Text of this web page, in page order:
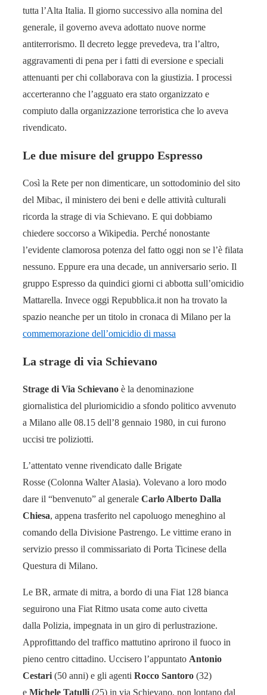
tutta l’Alta Italia. Il giorno successivo alla nomina del
generale, il governo aveva adottato nuove norme
antiterrorismo. Il decreto legge prevedeva, tra l’altro,
aggravamenti di pena per i fatti di eversione e speciali
attenuanti per chi collaborava con la giustizia. I processi
accerteranno che l’agguato era stato organizzato e
compiuto dalla organizzazione terroristica che lo aveva
rivendicato.
Le due misure del gruppo Espresso
Così la Rete per non dimenticare, un sottodominio del sito
del Mibac, il ministero dei beni e delle attività culturali
ricorda la strage di via Schievano. E qui dobbiamo
chiedere soccorso a Wikipedia. Perché nonostante
l’evidente clamorosa potenza del fatto oggi non se l’è filata
nessuno. Eppure era una decade, un anniversario serio. Il
gruppo Espresso da quindici giorni ci abbotta sull’omicidio
Mattarella. Invece oggi Repubblica.it non ha trovato la
spazio neanche per un titolo in cronaca di Milano per la
commemorazione dell’omicidio di massa
La strage di via Schievano
Strage di Via Schievano è la denominazione
giornalistica del pluriomicidio a sfondo politico avvenuto
a Milano alle 08.15 dell’8 gennaio 1980, in cui furono
uccisi tre poliziotti.
L’attentato venne rivendicato dalle Brigate
Rosse (Colonna Walter Alasia). Volevano a loro modo
dare il “benvenuto” al generale Carlo Alberto Dalla
Chiesa, appena trasferito nel capoluogo meneghino al
comando della Divisione Pastrengo. Le vittime erano in
servizio presso il commissariato di Porta Ticinese della
Questura di Milano.
Le BR, armate di mitra, a bordo di una Fiat 128 bianca
seguirono una Fiat Ritmo usata come auto civetta
dalla Polizia, impegnata in un giro di perlustrazione.
Approfittando del traffico mattutino aprirono il fuoco in
pieno centro cittadino. Uccisero l’appuntato Antonio
Cestari (50 anni) e gli agenti Rocco Santoro (32)
e Michele Tatulli (25) in via Schievano, non lontano dal